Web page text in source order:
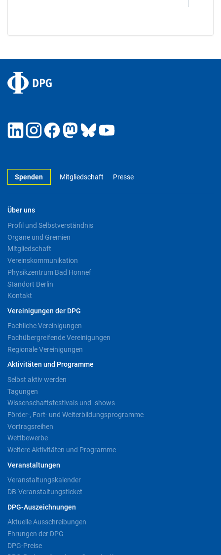
Spenden Mitgliedschaft Presse
Über uns
Profil und Selbstverständnis
Organe und Gremien
Mitgliedschaft
Vereinskommunikation
Physikzentrum Bad Honnef
Standort Berlin
Kontakt
Vereinigungen der DPG
Fachliche Vereinigungen
Fachübergreifende Vereinigungen
Regionale Vereinigungen
Aktivitäten und Programme
Selbst aktiv werden
Tagungen
Wissenschaftsfestivals und -shows
Förder-, Fort- und Weiterbildungsprogramme
Vortragsreihen
Wettbewerbe
Weitere Aktivitäten und Programme
Veranstaltungen
Veranstaltungskalender
DB-Veranstaltungsticket
DPG-Auszeichnungen
Aktuelle Ausschreibungen
Ehrungen der DPG
DPG-Preise